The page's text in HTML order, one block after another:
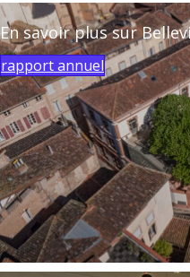
En savoir plus sur
rapport annuel